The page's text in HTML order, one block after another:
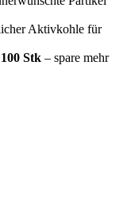
Aktivkohle für
Stk – spare mehr